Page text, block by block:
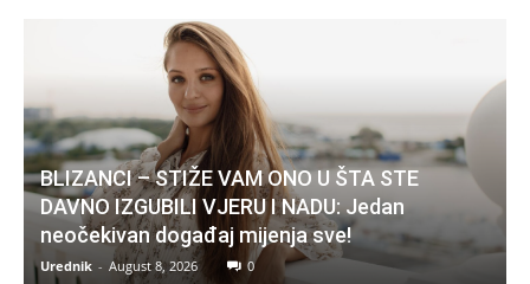
BLIZANCI – STIŽE VAM ONO U ŠTA STE
DAVNO IZGUBILI VJERU I NADU: Jedan
neočekivan događaj mijenja sve!
Urednik - August 8, 2026 0